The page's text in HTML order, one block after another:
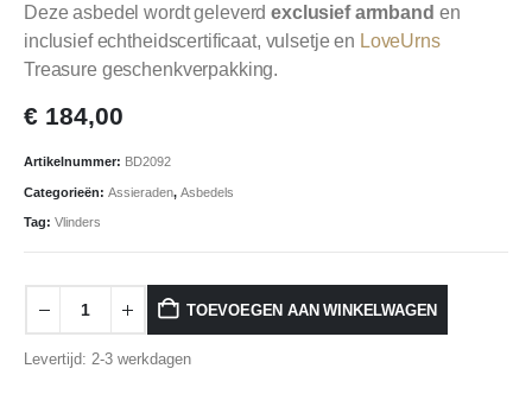
Deze asbedel wordt geleverdexclusief armband en
inclusief echtheidscertificaat, vulsetje en LoveUrns
Treasure geschenkverpakking.
€ 184,00
Artikelnummer: BD2092
Categorieën: Assieraden, Asbedels
Tag: Vlinders
TOEVOEGEN AAN WINKELWAGEN
Levertijd: 2-3 werkdagen